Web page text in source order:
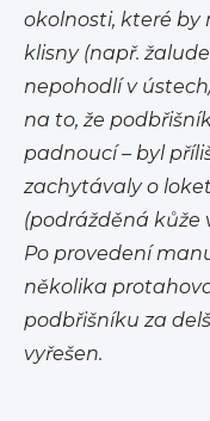
okolnosti, které by
klisny (např.
nepohodlí v
na to, že
padnoucí – byl
zachytávaly o
(podrážděná kůže
Po provedení
několika
podbřišníku za
vyřešen.